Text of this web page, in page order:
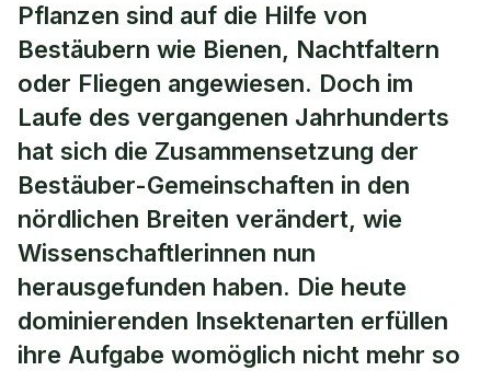
Bestäubung: Weniger Nachtfalter,
mehr Fliegen
Pflanzen sind auf die Hilfe von
Bestäubern wie Bienen, Nachtfaltern
oder Fliegen angewiesen. Doch im
Laufe des vergangenen Jahrhunderts
hat sich die Zusammensetzung der
Bestäuber-Gemeinschaften in den
nördlichen Breiten verändert, wie
Wissenschaftlerinnen nun
herausgefunden haben. Die heute
dominierenden Insektenarten erfüllen
ihre Aufgabe womöglich nicht mehr so